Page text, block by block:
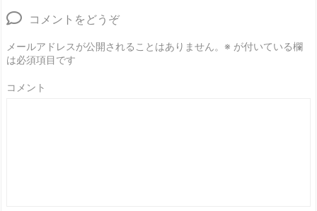
コメントをどうぞ
メールアドレスが公開されることはありません。 ※ が付いている欄
は必須項目です
コメント